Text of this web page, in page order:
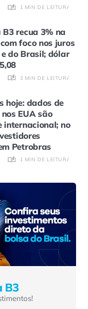
1 MIN DE LEITURA
B3 recua 3% na
foco nos juros
do Brasil; dólar
3 MIN DE LEITURA
hoje: dados de
EUA são
internacional; no
Petrobras
1 MIN DE LEITURA
B3